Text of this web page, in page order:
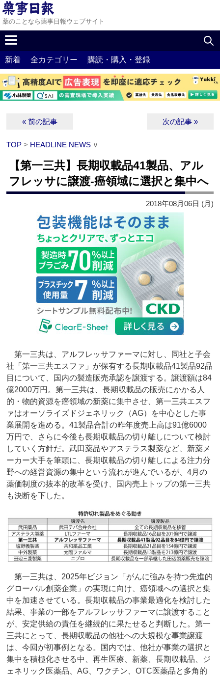
薬のことなら薬事日報ウェブサイト
新着 全カテゴリー 購読・購入・登録
« 前の記事 次の記事 »
TOP > HEADLINE NEWS ∨
【第一三共】長期収載品41製品、アル
フレッサに譲渡‐癌領域に選択と集中へ
2018年08月06日 (月)
第一三共は、アルフレッサファーマに対し、同社と子会
社「第一三共エスファ」が保有する長期収載品41製品92品
目について、国内の製造販売承認を譲渡する。譲渡額は84
億2000万円。第一三共は、長期収載品の販売にかかる人
的・物的資源を癌領域の新薬に集中させ、第一三共エスフ
ァはオーソライズドジェネリック（AG）を中心とした事
業展開を進める。41製品合計の昨年度売上高は91億6000
万円で、さらに今後も長期収載品の切り離しについて検討
していく方針だ。武田薬品やアステラス製薬など、新薬メ
ーカー大手を筆頭に、長期収載品の切り離しによる注力分
野への経営資源の集中という流れが進んでいるが、4月の
薬価制度の抜本的改革を受け、国内売上トップの第一三共
も決断を下した。
第一三共は、2025年ビジョン「がんに強みを持つ先進的
グローバル創薬企業」の実現に向け、癌領域への選択と集
中を加速させている。長期収載品の事業最適化を検討した
結果、事業の一部をアルフレッサファーマに譲渡すること
が、安定供給の責任を継続的に果たせると判断した。第一
三共にとって、長期収載品の他社への大規模な事業譲渡
は、今回が初事例となる。国内では、他社が事業の選択と
集中を積極化させる中、再生医療、新薬、長期収載品、ジ
ェネリック医薬品、AG、ワクチン、OTC医薬品と多角的